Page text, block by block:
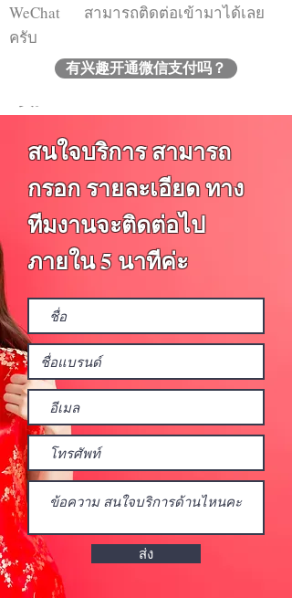
邀请人入群主要有以下两种方式： 1.
群内成员邀请 2. 扫描群二维码。 （此
功能只能在群组达到 100 人之前使
用。）每个群组最多可以有 500 名成
这个微信群是建立关系和推广我们产
品的有效方式。使用这种方法的人会
创建许多特定的子组来吸引更多的
人。有用的消息会不断发送给该组中
的成员，以便进行讨论和建立联系。
在泰国，也有很多适合推广我们产品
和服务的团体，无论是来自各省的在
泰华人团体。在泰国的华人根据喜好
分为不同的类型。或者是一群销售代
理？
一个困难是找到这些群组，因为您无
法通过打字进行搜索，因此您需要让
群组中的某人邀请您加入。 （Level
Up公司因此在泰国聚集了大量华人，
会员人数超过15000人，方便想要通
过这个渠道进行推广的品牌。）
有兴趣通过微信群进行推广吗？
WeChat สามารถติดต่อเข้ามาได้เลย
ครับ
有兴趣开通微信支付吗？
สนใจบริการ สามารถ
กรอก รายละเอียด ทาง
ทีมงานจะติดต่อไป
ภายใน 5 นาทีค่ะ
ส่ง